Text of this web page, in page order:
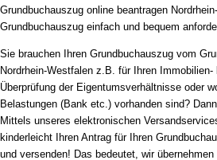
Grundbuchauszug online beantragen
Grundbuchauszug einfach und bequem
Sie brauchen Ihren Grundbuchauszug vom
Nordrhein-Westfalen z.B. für Ihren
Überprüfung der Eigentumsverhältnisse oder
Belastungen (Bank etc.) vorhanden sind?
Mittels unseres elektronischen
kinderleicht Ihren Antrag für Ihren
und versenden! Das bedeutet, wir